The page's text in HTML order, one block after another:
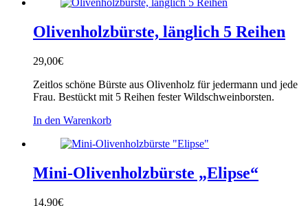
Olivenholzbürste, länglich 5 Reihen
29,00€
Zeitlos schöne Bürste aus Olivenholz für jedermann und jede
Frau. Bestückt mit 5 Reihen fester Wildschweinborsten.
In den Warenkorb
Mini-Olivenholzbürste „Elipse“
14,90€